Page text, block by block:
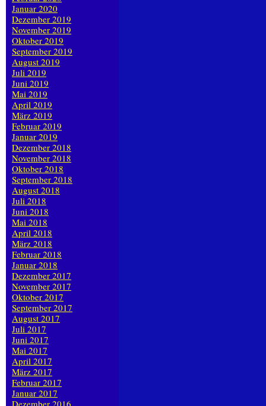
Januar 2020
Dezember 2019
November 2019
Oktober 2019
September 2019
August 2019
Juli 2019
Juni 2019
Mai 2019
April 2019
März 2019
Februar 2019
Januar 2019
Dezember 2018
November 2018
Oktober 2018
September 2018
August 2018
Juli 2018
Juni 2018
Mai 2018
April 2018
März 2018
Februar 2018
Januar 2018
Dezember 2017
November 2017
Oktober 2017
September 2017
August 2017
Juli 2017
Juni 2017
Mai 2017
April 2017
März 2017
Februar 2017
Januar 2017
Dezember 2016